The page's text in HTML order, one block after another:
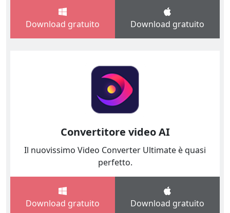
Download gratuito Download gratuito
Convertitore video AI
Il nuovissimo Video Converter Ultimate è quasi
perfetto.
Download gratuito Download gratuito